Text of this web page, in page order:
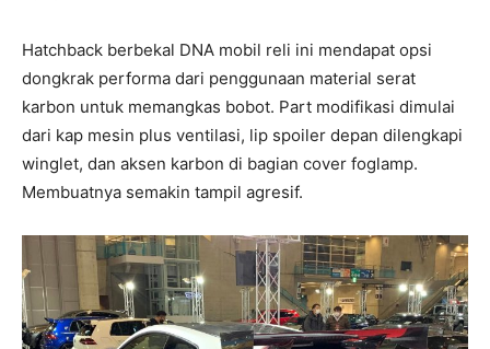
Hatchback berbekal DNA mobil reli ini mendapat opsi
dongkrak performa dari penggunaan material serat
karbon untuk memangkas bobot. Part modifikasi dimulai
dari kap mesin plus ventilasi, lip spoiler depan dilengkapi
winglet, dan aksen karbon di bagian cover foglamp.
Membuatnya semakin tampil agresif.